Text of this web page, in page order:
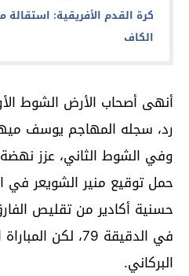
كرة القدم الأفريقية:
الكاف
أنهى أصحاب الأرض الشوط
وفي الشوط الثاني، عزز
حسنية أكادير من تقليص
في الدقيقة 79، لكن
البركاني.